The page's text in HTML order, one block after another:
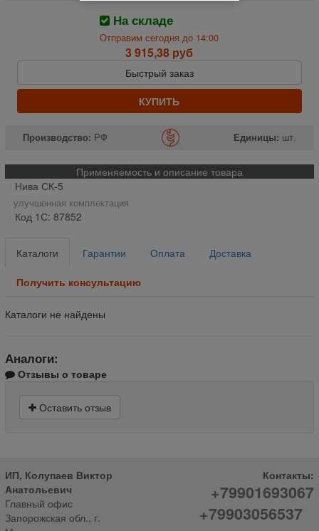
На складе
Отправим сегодня до 14:00
3 915,38 руб
Быстрый заказ
КУПИТЬ
Производство: РФ Единицы: шт.
Применяемость и описание товара
Нива СК-5
улучшенная комплектация
Код 1С: 87852
Каталоги Гарантии Оплата Доставка
Получить консультацию
Каталоги не найдены
Аналоги:
Отзывы о товаре
Оставить отзыв
ИП, Колупаев Виктор
Анатольевич
Главный офис
Запорожская обл., г.
Контакты:
+79901693067
+79903056537